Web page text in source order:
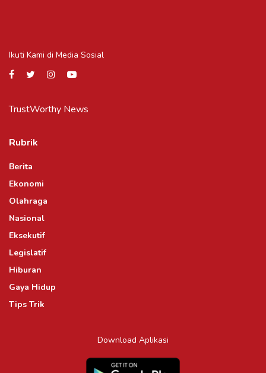
Ikuti Kami di Media Sosial
TrustWorthy News
Rubrik
Berita
Ekonomi
Olahraga
Nasional
Eksekutif
Legislatif
Hiburan
Gaya Hidup
Tips Trik
Download Aplikasi